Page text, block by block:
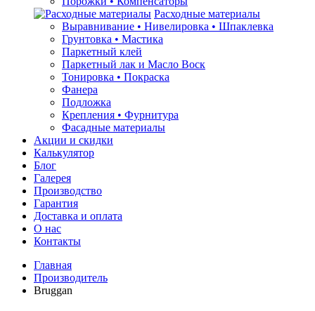
Расходные материалы
Выравнивание • Нивелировка • Шпаклевка
Грунтовкa • Мастика
Паркетный клей
Паркетный лак и Масло Воск
Тонировка • Покраска
Фанера
Подложка
Крепления • Фурнитура
Фасадные материалы
Акции и скидки
Калькулятор
Блог
Галерея
Производство
Гарантия
Доставка и оплата
О нас
Контакты
Главная
Производитель
Bruggan